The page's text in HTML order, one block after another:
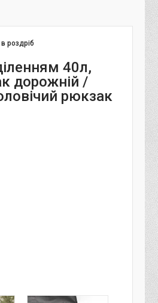
роздріб
40л,
дорожній /
рюкзак